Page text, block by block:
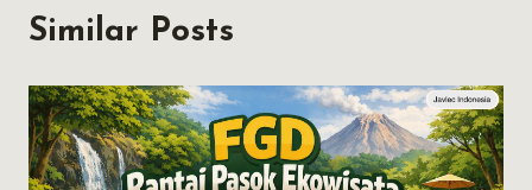
Similar Posts